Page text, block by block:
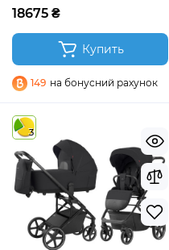
18675 ₴
Купить
149 на бонусний рахунок
3